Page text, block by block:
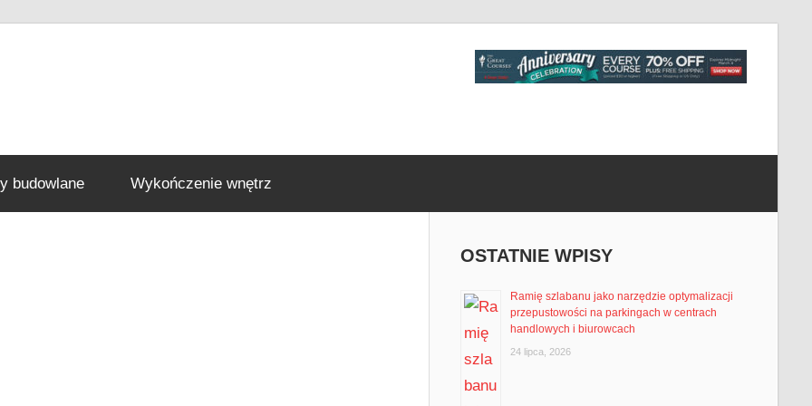
budowlane Wykończenie wnętrz
OSTATNIE WPISY
Ramię szlabanu jako narzędzie optymalizacji
przepustowości na parkingach w centrach
handlowych i biurowcach
24 lipca, 2026